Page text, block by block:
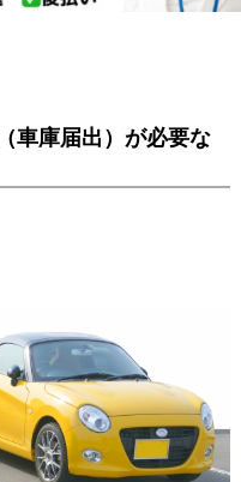

車庫届出）が必要な